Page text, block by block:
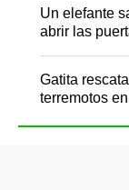
Un elefante
abrir las
Gatita
terremotos